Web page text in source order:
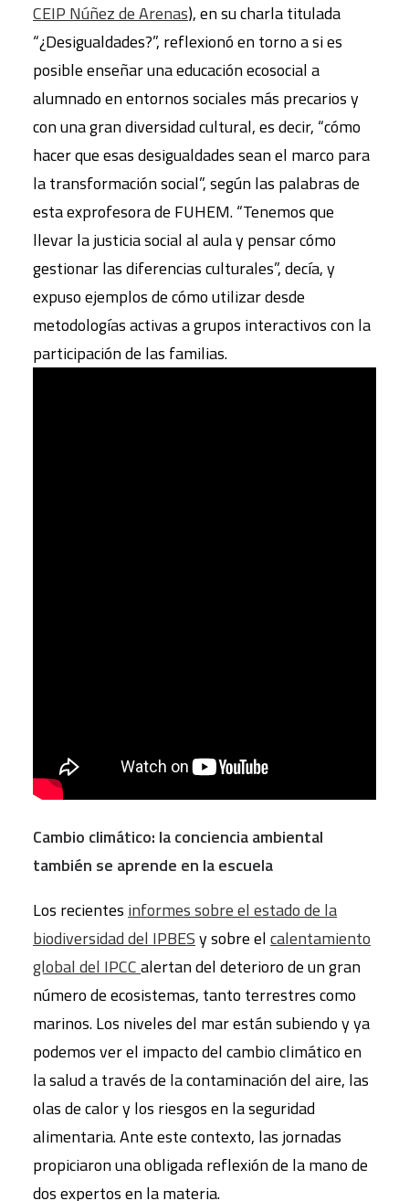
CEIP Núñez de Arenas), en su charla titulada
“¿Desigualdades?”, reflexionó en torno a si es
posible enseñar una educación ecosocial a
alumnado en entornos sociales más precarios y
con una gran diversidad cultural, es decir, “cómo
hacer que esas desigualdades sean el marco para
la transformación social”, según las palabras de
esta exprofesora de FUHEM. “Tenemos que
llevar la justicia social al aula y pensar cómo
gestionar las diferencias culturales”, decía, y
expuso ejemplos de cómo utilizar desde
metodologías activas a grupos interactivos con la
participación de las familias.
Cambio climático: la conciencia ambiental
también se aprende en la escuela
Los recientes informes sobre el estado de la
biodiversidad del IPBESy sobre elcalentamiento
global del IPCCalertan del deterioro de un gran
número de ecosistemas, tanto terrestres como
marinos. Los niveles del mar están subiendo y ya
podemos ver el impacto del cambio climático en
la salud a través de la contaminación del aire, las
olas de calor y los riesgos en la seguridad
alimentaria. Ante este contexto, las jornadas
propiciaron una obligada reflexión de la mano de
dos expertos en la materia.